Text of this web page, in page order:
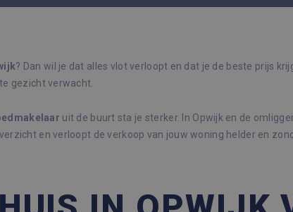
? Dan wil je dat alles vlot verloopt en dat je de beste prijs
gezicht verwacht.
uit de buurt sta je sterker. In Opwijk en de
en verloopt de verkoop van jouw woning helder en